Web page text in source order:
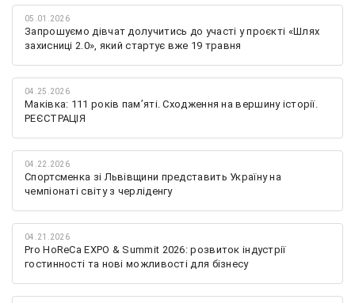
05.01.2026
Запрошуємо дівчат долучитись до участі у проєкті «Шлях
захисниці 2.0», який стартує вже 19 травня
04.25.2026
Маківка: 111 років пам’яті. Сходження на вершину історії.
РЕЄСТРАЦІЯ
04.22.2026
Спортсменка зі Львівщини представить Україну на
чемпіонаті світу з черліденгу
04.21.2026
Pro HoReCa EXPO & Summit 2026: розвиток індустрії
гостинності та нові можливості для бізнесу